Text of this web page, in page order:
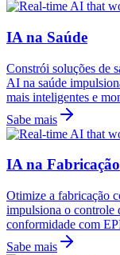
IA na Saúde
Constrói soluções de
AI na saúde
mais inteligentes e
Sabe mais
IA na Fabricação
Otimize a fabricação
impulsiona o controle
conformidade com
Sabe mais